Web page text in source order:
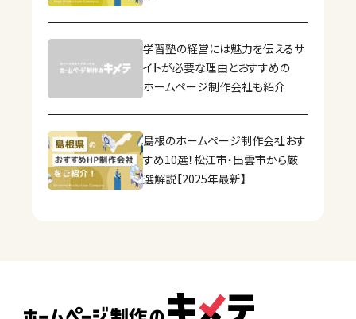
学習塾の経営には魅力を伝えるサ
イトが必要な理由とおすすめの
ホームページ制作会社も紹介
島根のホームページ制作会社おす
すめ10選！松江市・出雲市から厳
選解説【2025年最新】